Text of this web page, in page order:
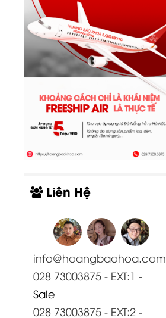
Liên Hệ
info@hoangbaohoa.com
028 73003875 - EXT:1 -
Sale
028 73003875 - EXT:2 -